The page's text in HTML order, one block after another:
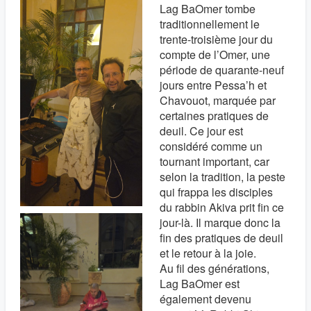
Lag BaOmer tombe
traditionnellement le
trente-troisième jour du
compte de l’Omer, une
période de quarante-neuf
jours entre Pessa’h et
Chavouot, marquée par
certaines pratiques de
deuil. Ce jour est
considéré comme un
tournant important, car
selon la tradition, la peste
qui frappa les disciples
du rabbin Akiva prit fin ce
jour-là. Il marque donc la
fin des pratiques de deuil
et le retour à la joie.
Au fil des générations,
Lag BaOmer est
également devenu